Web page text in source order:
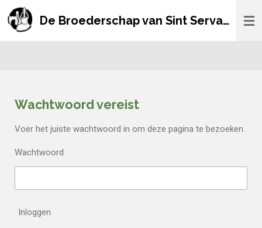
Ga
direct
naar
De Broederschap van Sint Servaas
Wachtwoord vereist
Voer het juiste wachtwoord in om deze pagina te bezoeken.
Wachtwoord
Inloggen